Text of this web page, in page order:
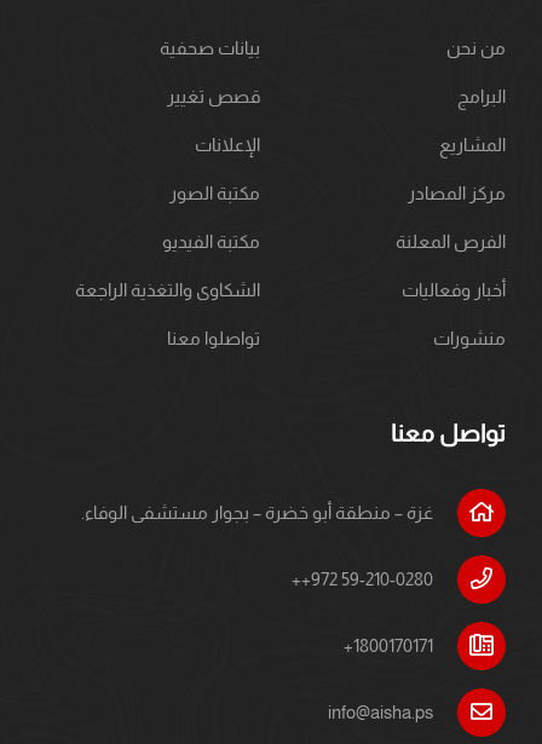
من نحن
البرامج
المشاريع
مركز المصادر
الفرص المعلنة
أخبار وفعاليات
منشورات
بيانات صحفية
قصص تغيير
الإعلانات
مكتبة الصور
مكتبة الفيديو
الشكاوى والتغذية الراجعة
تواصلوا معنا
تواصل معنا
غزة – منطقة أبو خضرة – بجوار مستشفى الوفاء.
++972 59-210-0280
+1800170171
info@aisha.ps